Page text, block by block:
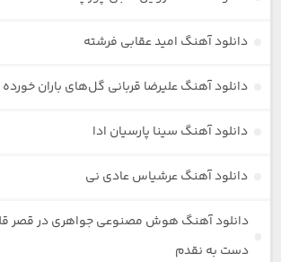
دانلود آهنگ امید عقابی فرشته
دانلود آهنگ علیرضا قربانی گل‌های باران خورده
دانلود آهنگ سینا پارسیان ادا
دانلود آهنگ عرشیاس عادی نی
دانلود آهنگ هوش مصنوعی جواهری در قصر
دست به نقدم